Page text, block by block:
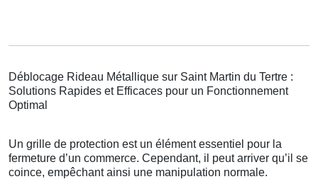
Déblocage Rideau Métallique sur Saint Martin du Tertre :
Solutions Rapides et Efficaces pour un Fonctionnement
Optimal
Un grille de protection est un élément essentiel pour la
fermeture d’un commerce. Cependant, il peut arriver qu’il se
coince, empêchant ainsi une manipulation normale.